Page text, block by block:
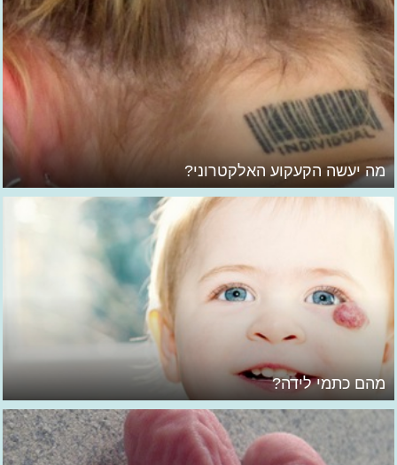
מה יעשה הקעקוע האלקטרוני?
מהם כתמי לידה?